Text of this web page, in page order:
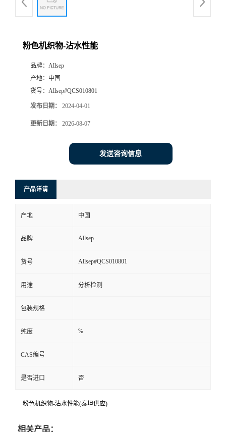
粉色机织物-沾水性能
品牌： Allsep
产地： 中国
货号： Allsep#QCS010801
发布日期： 2024-04-01
更新日期： 2026-08-07
发送咨询信息
产品详请
产地 中国
品牌 Allsep
货号 Allsep#QCS010801
用途 分析检测
包装规格
纯度 %
CAS编号
是否进口 否
粉色机织物-沾水性能(泰坦供应)
相关产品：